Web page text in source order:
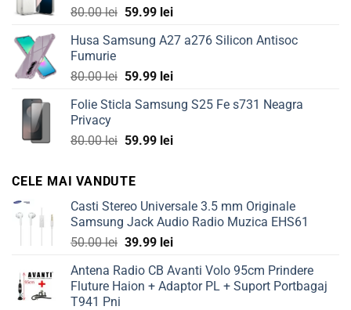
80.00lei Original
was:
59.99 leiCurrent
is:
Husa Samsung A27 a276 Silicon Antisoc
Fumurie
80.00lei Original
was:
59.99 leiCurrent
is:
Folie Sticla Samsung S25 Fe s731 Neagra
Privacy
80.00lei Original
80.00 lei.
59.99 leiCurrent
CELE MAI VANDUTE
Casti Stereo Universale 3.5 mm Originale
Samsung Jack Audio Radio Muzica EHS61
50.00lei Original
was:
50.00 lei.
39.99 leiCurrent
is:
39.99 lei.
Antena Radio CB Avanti Volo 95cm Prindere
Fluture Haion + Adaptor PL + Suport Portbagaj
T941 Pni